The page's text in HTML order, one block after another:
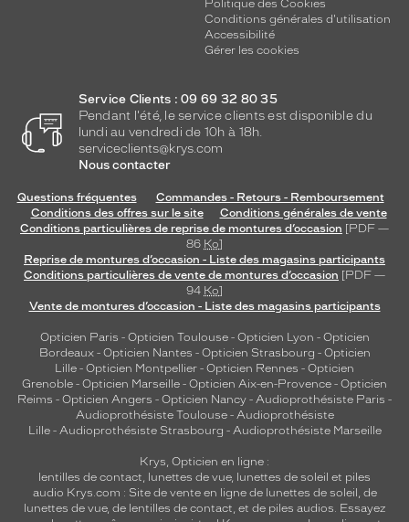
Politique des Cookies
Conditions générales d'utilisation
Accessibilité
Gérer les cookies
Service Clients : 09 69 32 80 35
Pendant l'été, le service clients est disponible du
lundi au vendredi de 10h à 18h.
serviceclients@krys.com
Nous contacter
Questions fréquentes
Commandes - Retours - Remboursement
Conditions des offres sur le site
Conditions générales de vente
Conditions particulières de reprise de montures d’occasion [PDF —
86 Ko]
Reprise de montures d’occasion - Liste des magasins participants
Conditions particulières de vente de montures d’occasion [PDF —
94 Ko]
Vente de montures d’occasion - Liste des magasins participants
Opticien Paris - Opticien Toulouse- Opticien Lyon - Opticien
Bordeaux- Opticien Nantes - Opticien Strasbourg - Opticien
Lille - Opticien Montpellier - Opticien Rennes - Opticien
Grenoble - Opticien Marseille - Opticien Aix-en-Provence - Opticien
Reims - Opticien Angers - Opticien Nancy - Audioprothésiste Paris -
Audioprothésiste Toulouse- Audioprothésiste
Lille- Audioprothésiste Strasbourg - Audioprothésiste Marseille
Krys, Opticien en ligne :
lentilles de contact, lunettes de vue, lunettes de soleil et piles
audio Krys.com : Site de vente en ligne de lunettes de soleil, de
lunettes de vue, de lentilles de contact, et de piles audios. Essayez